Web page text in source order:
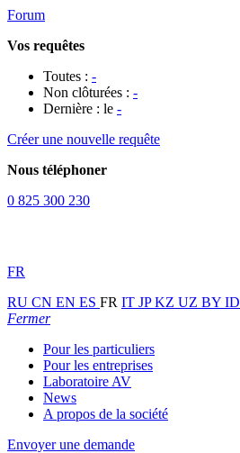
Forum
Vos requêtes
Toutes : -
Non clôturées : -
Dernière : le -
Créer une nouvelle requête
Nous téléphoner
0 825 300 230
FR
RU CN EN ES FR IT JPKZ UZ BY ID
Fermer
Pour les particuliers
Pour les entreprises
Laboratoire AV
News
A propos de la société
Envoyer une demande